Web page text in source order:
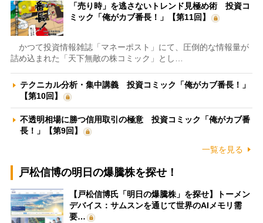
「売り時」を逃さないトレンド見極め術 投資コ
ミック「俺がカブ番長！」【第11回】
かつて投資情報雑誌「マネーポスト」にて、圧倒的な情報量が
詰め込まれた「天下無敵の株コミック」とし…
テクニカル分析・集中講義 投資コミック「俺がカブ番長！」
【第10回】
不透明相場に勝つ信用取引の極意 投資コミック「俺がカブ番
長！」【第9回】
一覧を見る
戸松信博の明日の爆騰株を探せ！
【戸松信博氏「明日の爆騰株」を探せ】トーメン
デバイス：サムスンを通じて世界のAIメモリ需
要…